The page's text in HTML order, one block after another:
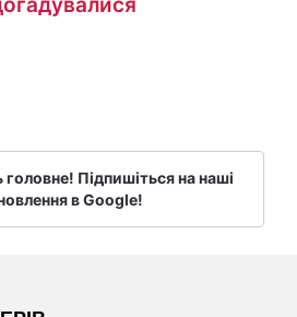
головне! Підпишіться на наші
в Google!